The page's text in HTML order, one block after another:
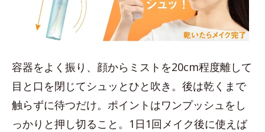
容器をよく振り、顔からミストを20cm程度離して
目と口を閉じてシュッとひと吹き。後は乾くまで
触らずに待つだけ。ポイントはワンプッシュをし
っかりと押し切ること。1日1回メイク後に使えば